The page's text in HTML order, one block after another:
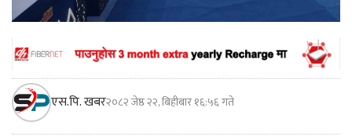
एस.पि. खबर२०८२ जेष्ठ २२, बिहीबार १६:५६ गते